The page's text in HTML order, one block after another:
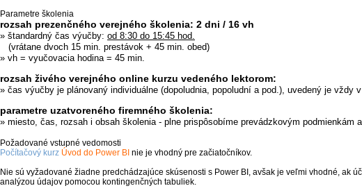
Parametre školenia
rozsah prezenčného verejného školenia: 2 dni / 16 vh
» štandardný čas výučby: od 8:30 do 15:45 hod.
(vrátane dvoch 15 min. prestávok + 45 min. obed)
» vh = vyučovacia hodina = 45 min.
rozsah živého verejného online kurzu vedeného lektorom:
» čas výučby je plánovaný individuálne (dopoludnia, popoludní a pod.), uvedený je vždy
parametre uzatvoreného firemného školenia:
» miesto, čas, rozsah i obsah školenia - plne prispôsobíme prevádzkovým podmienkám
Požadované vstupné vedomosti
Počítačový kurz Úvod do Power BI nie je vhodný pre začiatočníkov.
Nie sú vyžadované žiadne predchádzajúce skúsenosti s Power BI, avšak je veľmi vhodné, ak
analýzou údajov pomocou kontingenčných tabuliek.